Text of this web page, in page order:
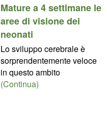
Mature a 4 settimane le
aree di visione dei
neonati
Lo sviluppo cerebrale è
sorprendentemente veloce
in questo ambito
(Continua)